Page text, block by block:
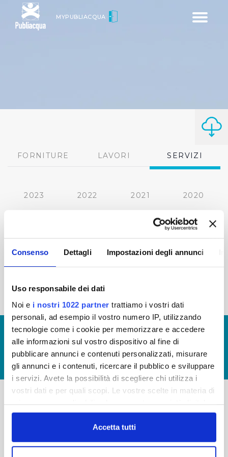
Consenso Dettagli Impostazioni degli annunci
Uso responsabile dei dati
Noi e i nostri 1022 partner trattiamo i vostri dati
personali, ad esempio il vostro numero IP, utilizzando
tecnologie come i cookie per memorizzare e accedere
alle informazioni sul vostro dispositivo al fine di
pubblicare annunci e contenuti personalizzati, misurare
gli annunci e i contenuti, ricercare il pubblico e sviluppare
i servizi. Avete la possibilità di scegliere chi utilizza i
vostri dati e per quali scopi. Le vostre scelte in materia di
in cui avete effettuato le vostre scelte. È possibile
modificare o revocare il proprio consenso in qualsiasi
momento dalla Dichiarazione sui cookie o facendo clic
Accetta tutti
Toggle
MYPUBLIACQUA
FORNITURE LAVORI SERVIZI
2023 2022 2021 2020
2016
2015 2014 2013 2012
2010
© Copyright 2017 - 2026
GLOSSARIO
GIUDICA IL SERVIZIO
LAVORA CON NOI
Via Villamagna 90/c -
-
FAQ
PRIVACY POLICY